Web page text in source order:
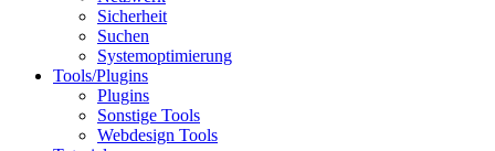
Sicherheit
Suchen
Systemoptimierung
Tools/Plugins
Plugins
Sonstige Tools
Webdesign Tools